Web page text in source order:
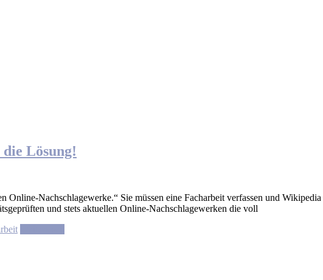
Lösung!
Online-Nachschlagewerke.“ Sie müssen eine Facharbeit verfassen und
und stets aktuellen Online-Nachschlagewerken die voll